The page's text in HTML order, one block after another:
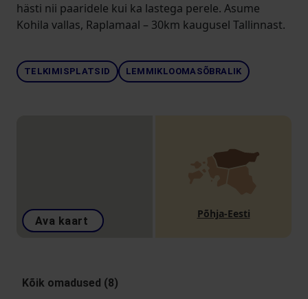
hästi nii paaridele kui ka lastega perele. Asume
Kohila vallas, Raplamaal – 30km kaugusel Tallinnast.
TELKIMISPLATSID LEMMIKLOOMASÕBRALIK
Ava kaart
Põhja-Eesti
Kõik omadused (8)